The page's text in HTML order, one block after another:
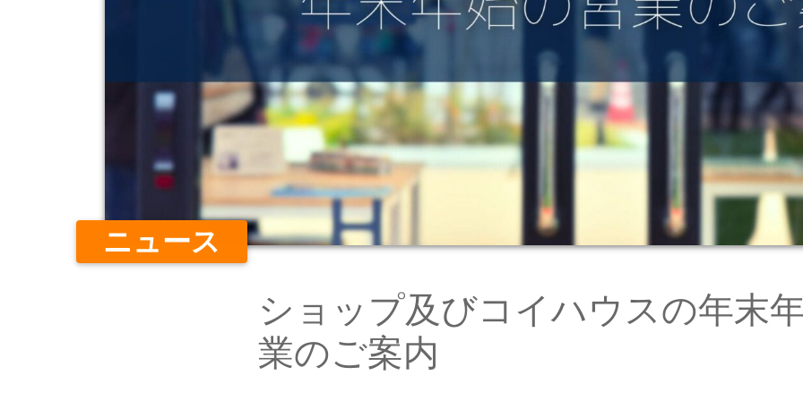
ニュース
ショップ及びコイハウスの年末
業のご案内